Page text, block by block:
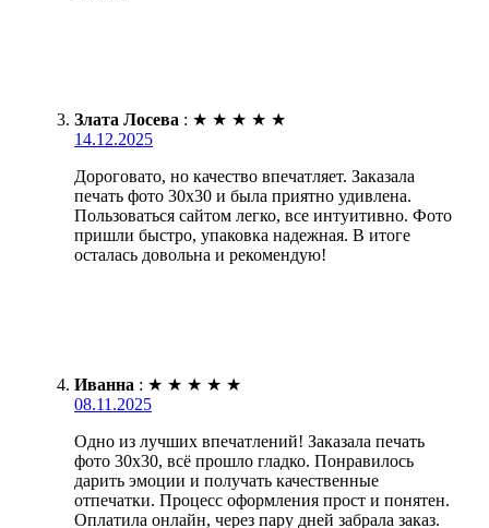
Злата Лосева : ★ ★ ★ ★ ★
14.12.2025
Дороговато, но качество впечатляет. Заказала
печать фото 30х30 и была приятно удивлена.
Пользоваться сайтом легко, все интуитивно. Фото
пришли быстро, упаковка надежная. В итоге
осталась довольна и рекомендую!
Иванна : ★ ★ ★ ★ ★
08.11.2025
Одно из лучших впечатлений! Заказала печать
фото 30х30, всё прошло гладко. Понравилось
дарить эмоции и получать качественные
отпечатки. Процесс оформления прост и понятен.
Оплатила онлайн, через пару дней забрала заказ.